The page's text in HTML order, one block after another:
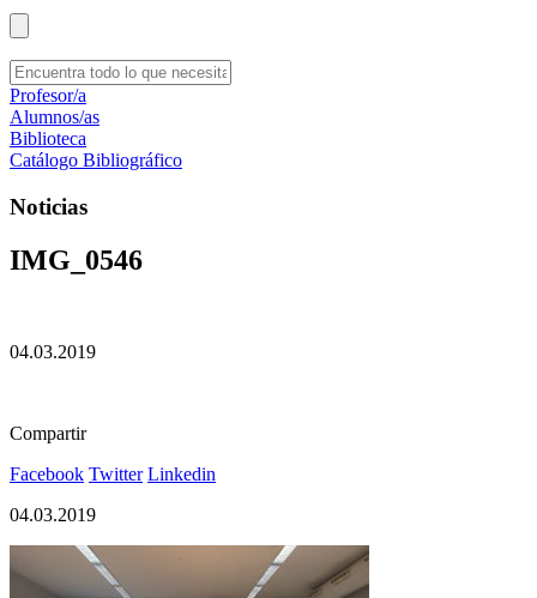
Profesor/a
Alumnos/as
Biblioteca
Catálogo Bibliográfico
Noticias
IMG_0546
04.03.2019
Compartir
Facebook Twitter Linkedin
04.03.2019